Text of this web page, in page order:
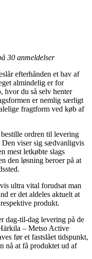
30 anmeldelser
efterhånden et hav af
almindelig er for
hvor du så selv henter
er nemlig særligt
fragtform ved køb af
ordren til levering
Den viser sig sædvanligvis
mest letkøbte slags
den løsning beroer på at
ultra vital forudsat man
er det aldeles aktuelt at
produkt.
dag-til-dag levering på de
– Metso Active
før et fastslået tidspunkt,
nå at få produktet ud af